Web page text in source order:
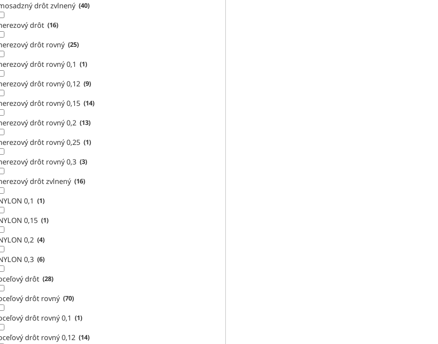
drôt zvlnený 40
drôt 16
drôt rovný 25
drôt rovný 0,1 1
drôt rovný 0,12 9
drôt rovný 0,15 14
drôt rovný 0,2 13
drôt rovný 0,25 1
drôt rovný 0,3 3
drôt zvlnený 16
0,1 1
0,15 1
0,2 4
0,3 6
drôt 28
drôt rovný 70
drôt rovný 0,1 1
drôt rovný 0,12 14